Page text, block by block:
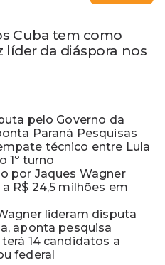
Cuba tem como
líder da diáspora nos
pelo Governo da
Paraná Pesquisas
técnico entre Lula
1º turno
por Jaques Wagner
a R$ 24,5 milhões em
lideram disputa
aponta pesquisa
14 candidatos a
federal